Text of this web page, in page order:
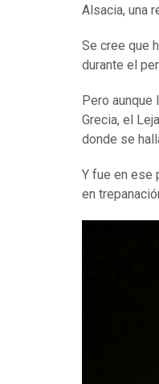
Alsacia, una
Se cree que
durante el
Pero
Grecia, el
donde se
Y fue en ese
en